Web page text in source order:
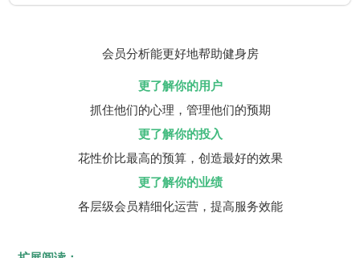
会员分析能更好地帮助健身房
更了解你的用户
抓住他们的心理，管理他们的预期
更了解你的投入
花性价比最高的预算，创造最好的效果
更了解你的业绩
各层级会员精细化运营，提高服务效能